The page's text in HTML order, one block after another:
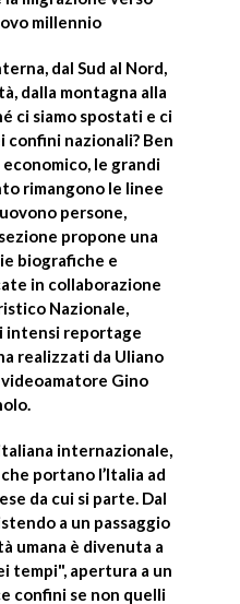
millennio
dal Sud al Nord,
dalla montagna alla
ci siamo spostati e ci
confini nazionali? Ben
le grandi
rimangono le linee
persone,
propone una
biografiche e
in collaborazione
Nazionale,
intensi reportage
realizzati da Uliano
Gino
.
internazionale,
portano l’Italia ad
da cui si parte. Dal
a un passaggio
umana è divenuta a
tempi", apertura a un
confini se non quelli